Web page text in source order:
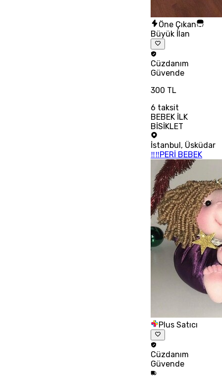
Öne Çıkan
Büyük İlan
Cüzdanım
Güvende
300 TL
6 taksit
BEBEK İLK
BİSİKLET
İstanbul, Üsküdar
‼‼PERİ BEBEK
Plus Satıcı
Cüzdanım
Güvende